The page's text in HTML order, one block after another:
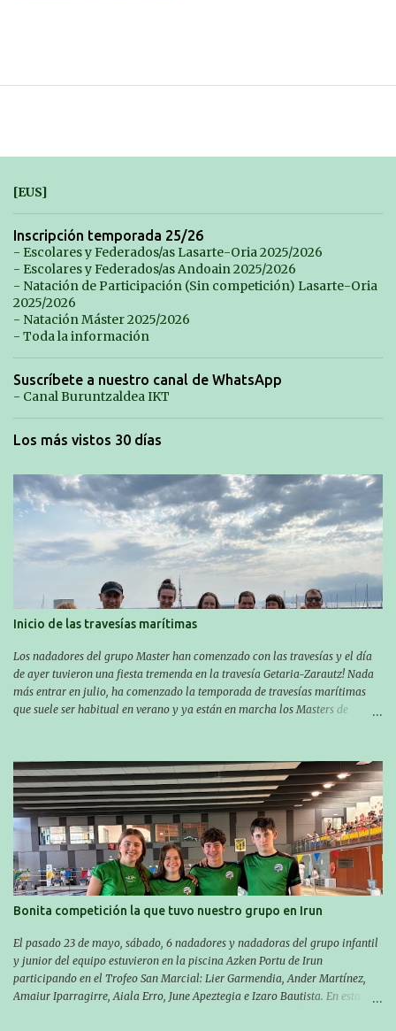
[EUS]
Inscripción temporada 25/26
- Escolares y Federados/as Lasarte-Oria 2025/2026
- Escolares y Federados/as Andoain 2025/2026
- Natación de Participación (Sin competición) Lasarte-Oria
2025/2026
- Natación Máster 2025/2026
- Toda la información
Suscríbete a nuestro canal de WhatsApp
- Canal Buruntzaldea IKT
Los más vistos 30 días
Inicio de las travesías marítimas
Los nadadores del grupo Master han comenzado con las travesías y el día
de ayer tuvieron una fiesta tremenda en la travesía Getaria-Zarautz! Nada
más entrar en julio, ha comenzado la temporada de travesías marítimas
que suele ser habitual en verano y ya están en marcha los Masters de
próxima cita. Para empezar, el 13 de julio, Manu Santos participó en la
XXXVIII. Travesía a nado de Ondarroa y recorrió una distancia de 1600
metros en 28 minutos y 30 segundos. Al día siguiente, Manu Santos y su
compañero Asier Gorostegi participaron en la V. San Antón Bira. En esta
travesía se realiza un recorrido desde la playa de Gaztetape hasta la playa
de Malkorbe, pero debido al estado del mar de aquel día, la organización
decidió hacerlo en el interior de la bahía de la playa de Malkorbe. Así,
Asier completó el recorrido en 29 minutos y 30 segundos, c...
Bonita competición la que tuvo nuestro grupo en Irun
El pasado 23 de mayo, sábado, 6 nadadores y nadadoras del grupo infantil
y junior del equipo estuvieron en la piscina Azken Portu de Irun
participando en el Trofeo San Marcial: Lier Garmendia, Ander Martínez,
Amaiur Iparragirre, Aiala Erro, June Apeztegia e Izaro Bautista. En esta